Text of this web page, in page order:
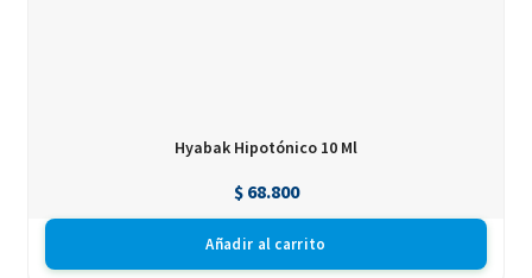
Hyabak Hipotónico 10 Ml
$68.800
Añadir al carrito